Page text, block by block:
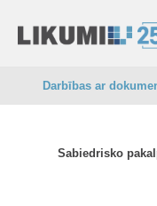
Darbības ar
Sabiedrisko